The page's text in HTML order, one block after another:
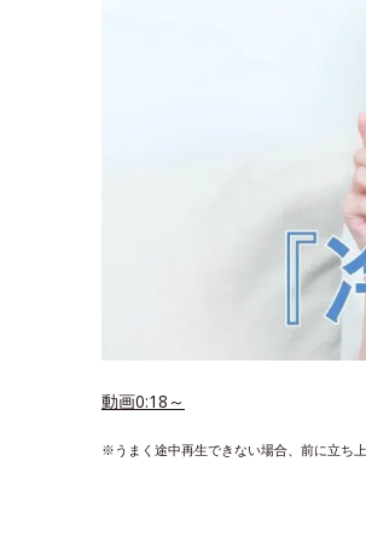
動画0:18～
※うまく途中再生できない場合、前に立ち